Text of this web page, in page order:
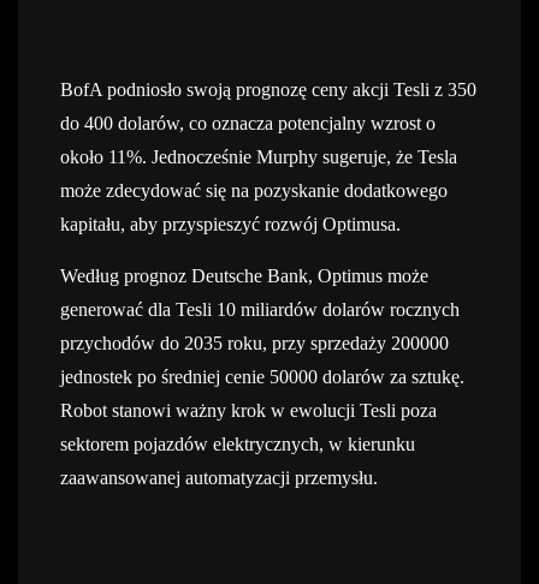
BofA podniosło swoją prognozę ceny akcji Tesli z 350
do 400 dolarów, co oznacza potencjalny wzrost o
około 11%. Jednocześnie Murphy sugeruje, że Tesla
może zdecydować się na pozyskanie dodatkowego
kapitału, aby przyspieszyć rozwój Optimusa.
Według prognoz Deutsche Bank, Optimus może
generować dla Tesli 10 miliardów dolarów rocznych
przychodów do 2035 roku, przy sprzedaży 200000
jednostek po średniej cenie 50000 dolarów za sztukę.
Robot stanowi ważny krok w ewolucji Tesli poza
sektorem pojazdów elektrycznych, w kierunku
zaawansowanej automatyzacji przemysłu.